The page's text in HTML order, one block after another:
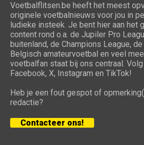
Voetbalflitsen.be heeft het meest
originele voetbalnieuws voor jou in
ludieke insteek. Je bent hier aan het
content rond o.a. de Jupiler Pro
buitenland, de Champions League,
Belgisch amateurvoetbal en veel
voetbalfan staat bij ons centraal.
Facebook, X, Instagram en TikTok!
Heb je een fout gespot of
redactie?
Contacteer ons!